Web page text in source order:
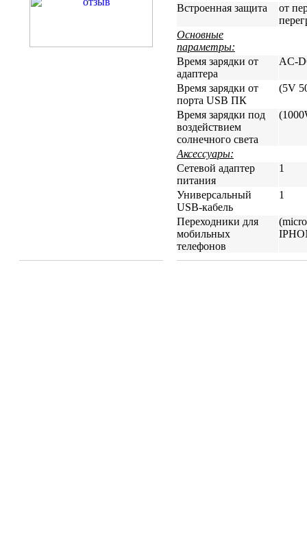
Встроенная защита
от
Основные
параметры:
Время зарядки от
адаптера
AC-
Время зарядки от
порта USB ПК
(5V
Время зарядки под
воздействием
солнечного света
Аксессуары:
Сетевой адаптер
питания
1
Универсальный
USB-кабель
1
Переходники для
мобильных
телефонов